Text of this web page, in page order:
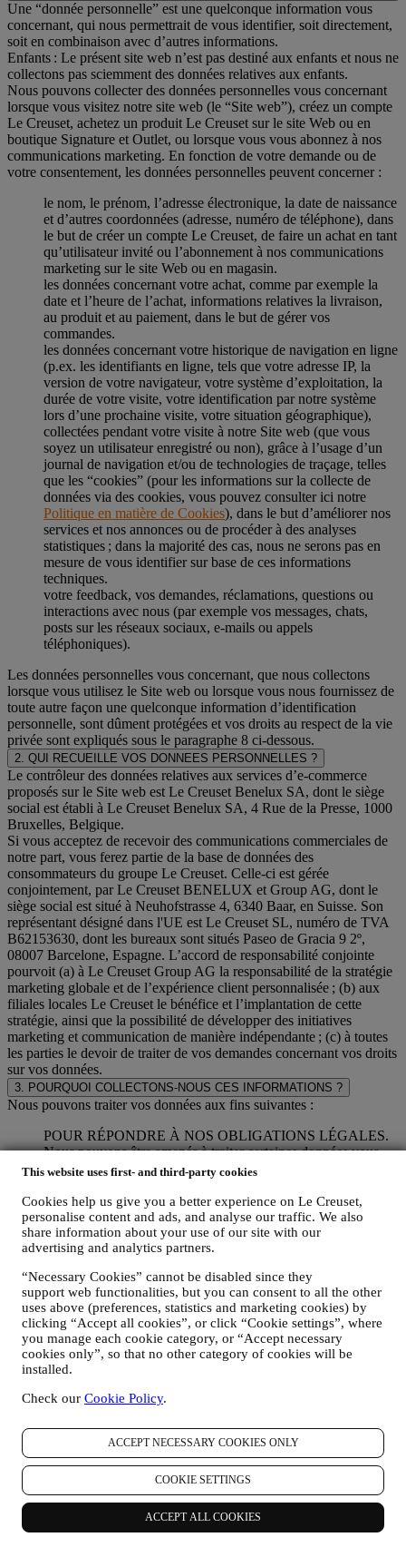
This website uses first- and third-party cookies
Cookies help us give you a better experience on Le Creuset,
personalise content and ads, and analyse our traffic. We also
share information about your use of our site with our
advertising and analytics partners.
“Necessary Cookies” cannot be disabled since they
support web functionalities, but you can consent to all the other
uses above (preferences, statistics and marketing cookies) by
clicking “Accept all cookies”, or click “Cookie settings”, where
you manage each cookie category, or “Accept necessary
cookies only”, so that no other category of cookies will be
installed.
Check our Cookie Policy.
ACCEPT NECESSARY COOKIES ONLY
COOKIE SETTINGS
ACCEPT ALL COOKIES
Une “donnée personnelle” est une quelconque information vous
concernant, qui nous permettrait de vous identifier, soit directement,
soit en combinaison avec d’autres informations.
Enfants : Le présent site web n’est pas destiné aux enfants et nous ne
collectons pas sciemment des données relatives aux enfants.
Nous pouvons collecter des données personnelles vous concernant
lorsque vous visitez notre site web (le “Site web”), créez un compte
Le Creuset, achetez un produit Le Creuset sur le site Web ou en
boutique Signature et Outlet, ou lorsque vous vous abonnez à nos
communications marketing. En fonction de votre demande ou de
votre consentement, les données personnelles peuvent concerner :
le nom, le prénom, l’adresse électronique, la date de naissance
et d’autres coordonnées (adresse, numéro de téléphone), dans
le but de créer un compte Le Creuset, de faire un achat en tant
qu’utilisateur invité ou l’abonnement à nos communications
marketing sur le site Web ou en magasin.
les données concernant votre achat, comme par exemple la
date et l’heure de l’achat, informations relatives la livraison,
au produit et au paiement, dans le but de gérer vos
commandes.
les données concernant votre historique de navigation en ligne
(p.ex. les identifiants en ligne, tels que votre adresse IP, la
version de votre navigateur, votre système d’exploitation, la
durée de votre visite, votre identification par notre système
lors d’une prochaine visite, votre situation géographique),
collectées pendant votre visite à notre Site web (que vous
soyez un utilisateur enregistré ou non), grâce à l’usage d’un
journal de navigation et/ou de technologies de traçage, telles
que les “cookies” (pour les informations sur la collecte de
données via des cookies, vous pouvez consulter ici notre
Politique en matière de Cookies), dans le but d’améliorer nos
services et nos annonces ou de procéder à des analyses
statistiques ; dans la majorité des cas, nous ne serons pas en
mesure de vous identifier sur base de ces informations
techniques.
votre feedback, vos demandes, réclamations, questions ou
interactions avec nous (par exemple vos messages, chats,
posts sur les réseaux sociaux, e-mails ou appels
téléphoniques).
Les données personnelles vous concernant, que nous collectons
lorsque vous utilisez le Site web ou lorsque vous nous fournissez de
toute autre façon une quelconque information d’identification
personnelle, sont dûment protégées et vos droits au respect de la vie
privée sont expliqués sous le paragraphe 8 ci-dessous.
2. QUI RECUEILLE VOS DONNEES PERSONNELLES ?
Le contrôleur des données relatives aux services d’e-commerce
proposés sur le Site web est Le Creuset Benelux SA, dont le siège
social est établi à Le Creuset Benelux SA, 4 Rue de la Presse, 1000
Bruxelles, Belgique.
Si vous acceptez de recevoir des communications commerciales de
notre part, vous ferez partie de la base de données des
consommateurs du groupe Le Creuset. Celle-ci est gérée
conjointement, par Le Creuset BENELUX et Group AG, dont le
siège social est situé à Neuhofstrasse 4, 6340 Baar, en Suisse. Son
représentant désigné dans l'UE est Le Creuset SL, numéro de TVA
B62153630, dont les bureaux sont situés Paseo de Gracia 9 2º,
08007 Barcelone, Espagne. L’accord de responsabilité conjointe
pourvoit (a) à Le Creuset Group AG la responsabilité de la stratégie
marketing globale et de l’expérience client personnalisée ; (b) aux
filiales locales Le Creuset le bénéfice et l’implantation de cette
stratégie, ainsi que la possibilité de développer des initiatives
marketing et communication de manière indépendante ; (c) à toutes
les parties le devoir de traiter de vos demandes concernant vos droits
sur vos données.
3. POURQUOI COLLECTONS-NOUS CES INFORMATIONS ?
Nous pouvons traiter vos données aux fins suivantes :
POUR RÉPONDRE À NOS OBLIGATIONS LÉGALES.
Nous pouvons être amenés à traiter certaines données vous
concernant afin de répondre à nos obligations légales, ainsi
les pouvoirs publics.
POUR CRÉER UN COMPTE LE CREUSET.
Nous utiliserons vos données pour créer un compte Le
Creuset, qui vous donnera accès à une série d’avantages
mieux tirer profit de nos services, comme un passage plus
rapide à la caisse et la sauvegarde de multiples adresses
d’expédition ou de consulter et de tracer les commandes.
Toute activité de traitement est requise pour nous permettre de
vous offrir ces services en tant que détenteur d’un compte Le
Creuset.
FOURNITURE DE NOS PRODUITS OU LA
PROPOSER NOTRE ASSISTANCE.
Nous utiliserons vos données pour gérer notre relation
contractuelle avec vous, vos achats de produits sur le Site web
et en boutique Le Creuset, votre utilisation du Site web, toute
assistance après-vente ultérieure ou votre participation à nos
concours. Nous pourrons avoir à traiter certaines données